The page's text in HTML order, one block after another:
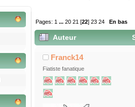
Pages: 1 ...20 21 [22]23 24 En bas
Auteur
Franck14
Fiatiste fanatique